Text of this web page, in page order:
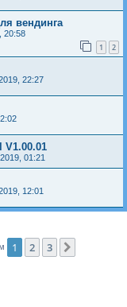
вендинга
20:58
1 2
22:27
V1.00.01
01:21
12:01
1 2 3